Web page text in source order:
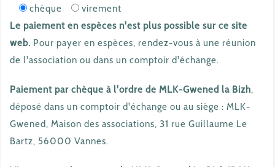
chèque
virement
Le paiement en espèces n'est plus possible sur ce site
web. Pour payer en espèces, rendez-vous à une réunion
de l'association ou dans un comptoir d'échange.
Paiement par chèque à l'ordre de MLK-Gwened la Bizh,
déposé dans un comptoir d'échange ou au siège : MLK-
Gwened, Maison des associations, 31 rue Guillaume Le
Bartz, 56000 Vannes.